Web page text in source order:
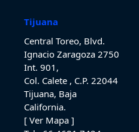
Tijuana
Central Toreo, Blvd.
Ignacio Zaragoza 2750
Int. 901,
Col. Calete , C.P. 22044
Tijuana, Baja
California.
[ Ver Mapa ]